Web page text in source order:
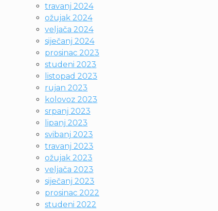
travanj 2024
ožujak 2024
veljača 2024
siječanj 2024
prosinac 2023
studeni 2023
listopad 2023
rujan 2023
kolovoz 2023
srpanj 2023
lipanj 2023
svibanj 2023
travanj 2023
ožujak 2023
veljača 2023
siječanj 2023
prosinac 2022
studeni 2022